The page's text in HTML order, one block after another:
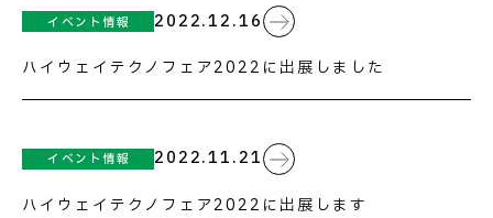
お問い合わせ
イベント情報 2022.12.16
ハイウェイテクノフェア2022に出展しました
イベント情報 2022.11.21
ハイウェイテクノフェア2022に出展します